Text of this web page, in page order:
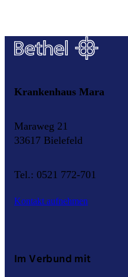
Krankenhaus Mara
Maraweg 21
33617 Bielefeld
Tel.: 0521 772-701
Kontakt aufnehmen
Im Verbund mit